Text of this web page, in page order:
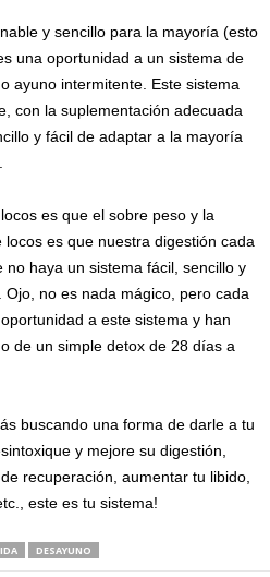
y sencillo para la mayoría (esto
una oportunidad a un sistema de
ayuno intermitente. Este sistema
con la suplementación adecuada
y fácil de adaptar a la mayoría
es que el sobre peso y la
es que nuestra digestión cada
haya un sistema fácil, sencillo y
no es nada mágico, pero cada
a este sistema y han
de un simple detox de 28 días a
buscando una forma de darle a tu
y mejore su digestión,
recuperación, aumentar tu libido,
este es tu sistema!
DESAYUNO